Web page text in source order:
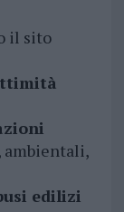
il sito
ambientali,
edilizi